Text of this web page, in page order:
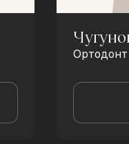
Ортодонт